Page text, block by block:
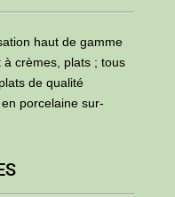
haut de gamme
crèmes, plats ; tous
de qualité
porcelaine sur-